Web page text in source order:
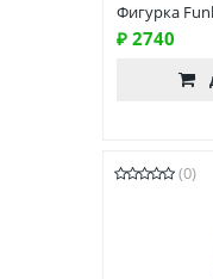
Фигурка
₽ 2740
(0)